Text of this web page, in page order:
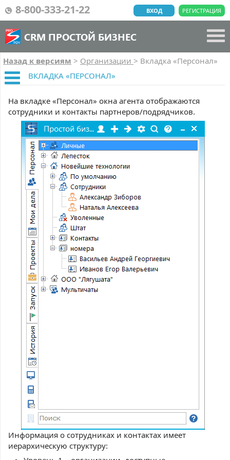
8-800-333-21-22 РЕГИСТРАЦИЯ
ВХОД
CRM ПРОСТОЙ БИЗНЕС
Назад к версиям > Организации > Вкладка «Персонал»
ВКЛАДКА «ПЕРСОНАЛ»
На вкладке «Персонал» окна агента отображаются
сотрудники и контакты партнеров/подрядчиков.
Информация о сотрудниках и контактах имеет
иерархическую структуру: